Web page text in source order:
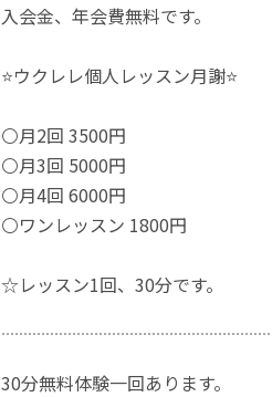
入会金、年会費無料です。
⭐ウクレレ個人レッスン月謝⭐
⚪月2回 3500円
⚪月3回 5000円
⚪月4回 6000円
⚪ワンレッスン 1800円
☆レッスン1回、30分です。
30分無料体験一回あります。